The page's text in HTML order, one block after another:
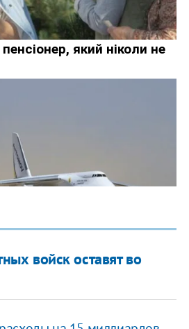
войск оставят во